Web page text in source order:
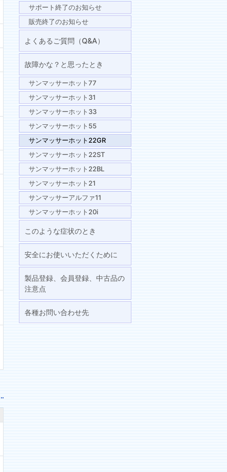
サポート終了のお知らせ
販売終了のお知らせ
よくあるご質問（Q&A）
故障かな？と思ったとき
サンマッサーホット77
サンマッサーホット31
サンマッサーホット33
サンマッサーホット55
サンマッサーホット22GR
サンマッサーホット22ST
サンマッサーホット22BL
サンマッサーホット21
サンマッサーアルファ11
サンマッサーホット20i
このような症状のとき
安全にお使いいただくために
製品登録、会員登録、中古品の
注意点
各種お問い合わせ先